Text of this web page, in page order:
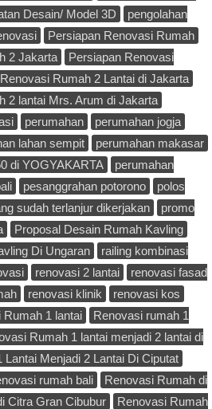
Desain/ Model 3D
pengolahan
Persiapan Renovasi Rumah
2 Jakarta
Persiapan Renovasi
Rumah 2 Lantai di Jakarta
2 lantai Mrs. Arum di Jakarta
perumahan
perumahan jogja
lahan sempit
perumahan makasar
di YOGYAKARTA
perumahan
pesanggrahan potorono
polos
sudah terlanjur dikerjakan
promo
Proposal Desain Rumah Kavling
Di Ungaran
railing kombinasi
renovasi 2 lantai
renovasi fasad
renovasi klinik
renovasi kos
Rumah 1 lantai
Renovasi rumah 1
Rumah 1 lantai menjadi 2 lantai di
Lantai Menjadi 2 Lantai Di Ciputat
rumah bali
Renovasi Rumah di
Citra Gran Cibubur
Renovasi Rumah